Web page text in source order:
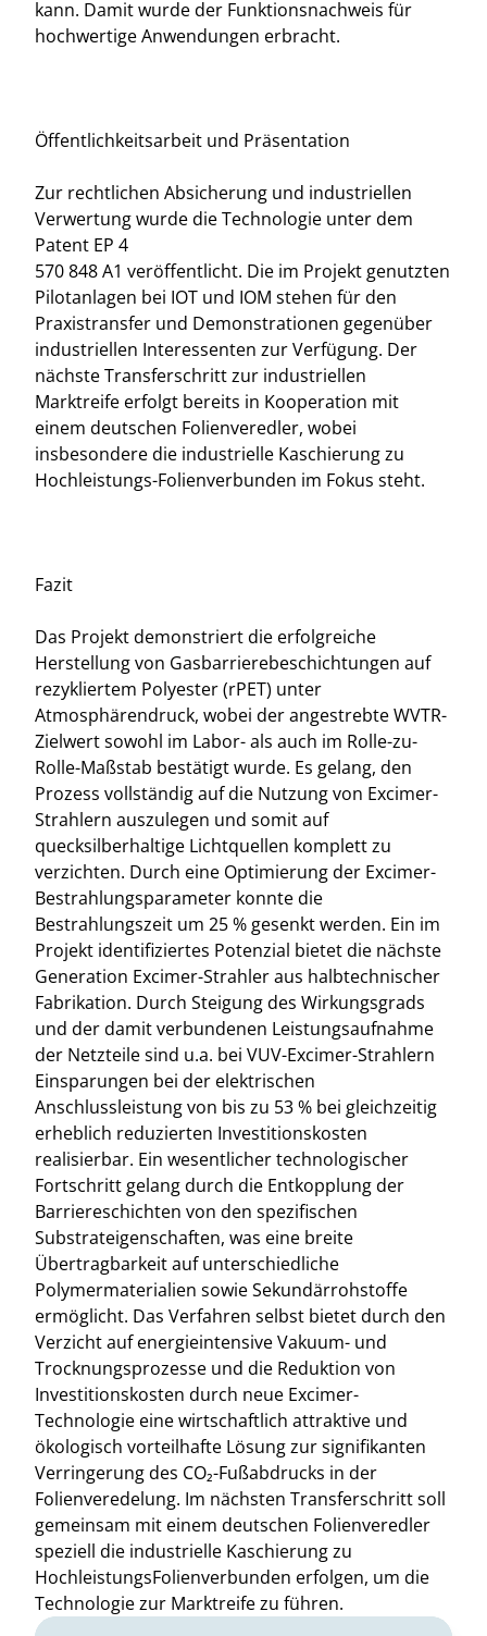
kann. Damit wurde der Funktionsnachweis für
hochwertige Anwendungen erbracht.
Öffentlichkeitsarbeit und Präsentation
Zur rechtlichen Absicherung und industriellen
Verwertung wurde die Technologie unter dem
Patent EP 4
570 848 A1 veröffentlicht. Die im Projekt genutzten
Pilotanlagen bei IOT und IOM stehen für den
Praxistransfer und Demonstrationen gegenüber
industriellen Interessenten zur Verfügung. Der
nächste Transferschritt zur industriellen
Marktreife erfolgt bereits in Kooperation mit
einem deutschen Folienveredler, wobei
insbesondere die industrielle Kaschierung zu
Hochleistungs-Folienverbunden im Fokus steht.
Fazit
Das Projekt demonstriert die erfolgreiche
Herstellung von Gasbarrierebeschichtungen auf
rezykliertem Polyester (rPET) unter
Atmosphärendruck, wobei der angestrebte WVTR-
Zielwert sowohl im Labor- als auch im Rolle-zu-
Rolle-Maßstab bestätigt wurde. Es gelang, den
Prozess vollständig auf die Nutzung von Excimer-
Strahlern auszulegen und somit auf
quecksilberhaltige Lichtquellen komplett zu
verzichten. Durch eine Optimierung der Excimer-
Bestrahlungsparameter konnte die
Bestrahlungszeit um 25 % gesenkt werden. Ein im
Projekt identifiziertes Potenzial bietet die nächste
Generation Excimer-Strahler aus halbtechnischer
Fabrikation. Durch Steigung des Wirkungsgrads
und der damit verbundenen Leistungsaufnahme
der Netzteile sind u.a. bei VUV-Excimer-Strahlern
Einsparungen bei der elektrischen
Anschlussleistung von bis zu 53 % bei gleichzeitig
erheblich reduzierten Investitionskosten
realisierbar. Ein wesentlicher technologischer
Fortschritt gelang durch die Entkopplung der
Barriereschichten von den spezifischen
Substrateigenschaften, was eine breite
Übertragbarkeit auf unterschiedliche
Polymermaterialien sowie Sekundärrohstoffe
ermöglicht. Das Verfahren selbst bietet durch den
Verzicht auf energieintensive Vakuum- und
Trocknungsprozesse und die Reduktion von
Investitionskosten durch neue Excimer-
Technologie eine wirtschaftlich attraktive und
ökologisch vorteilhafte Lösung zur signifikanten
Verringerung des CO₂-Fußabdrucks in der
Folienveredelung. Im nächsten Transferschritt soll
gemeinsam mit einem deutschen Folienveredler
speziell die industrielle Kaschierung zu
HochleistungsFolienverbunden erfolgen, um die
Technologie zur Marktreife zu führen.